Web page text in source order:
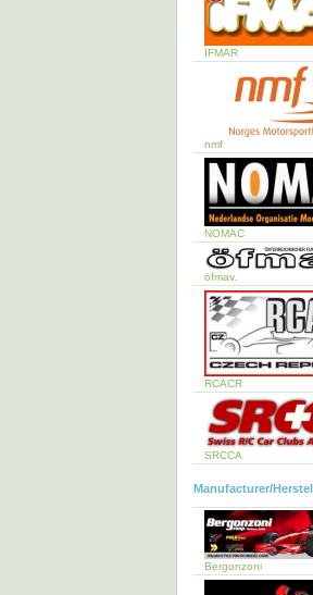
IFMAR
nmf
NOMAC
öfmav.
RCACR
SRCCA
Manufacturer/
Bergonzoni